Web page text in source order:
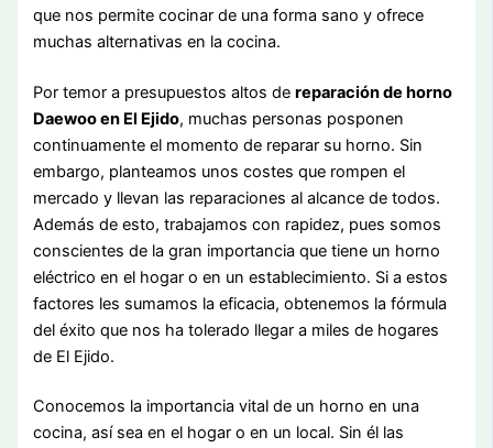
que nos permite cocinar de una forma sano y ofrece
muchas alternativas en la cocina.
Por temor a presupuestos altos dereparación de horno
Daewoo en El Ejido, muchas personas posponen
continuamente el momento de reparar su horno. Sin
embargo, planteamos unos costes que rompen el
mercado y llevan las reparaciones al alcance de todos.
Además de esto, trabajamos con rapidez, pues somos
conscientes de la gran importancia que tiene un horno
eléctrico en el hogar o en un establecimiento. Si a estos
factores les sumamos la eficacia, obtenemos la fórmula
del éxito que nos ha tolerado llegar a miles de hogares
de El Ejido.
Conocemos la importancia vital de un horno en una
cocina, así sea en el hogar o en un local. Sin él las